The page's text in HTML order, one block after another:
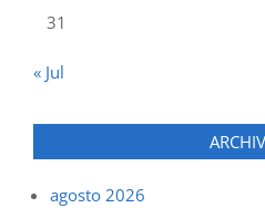
31
« Jul
agosto 2026